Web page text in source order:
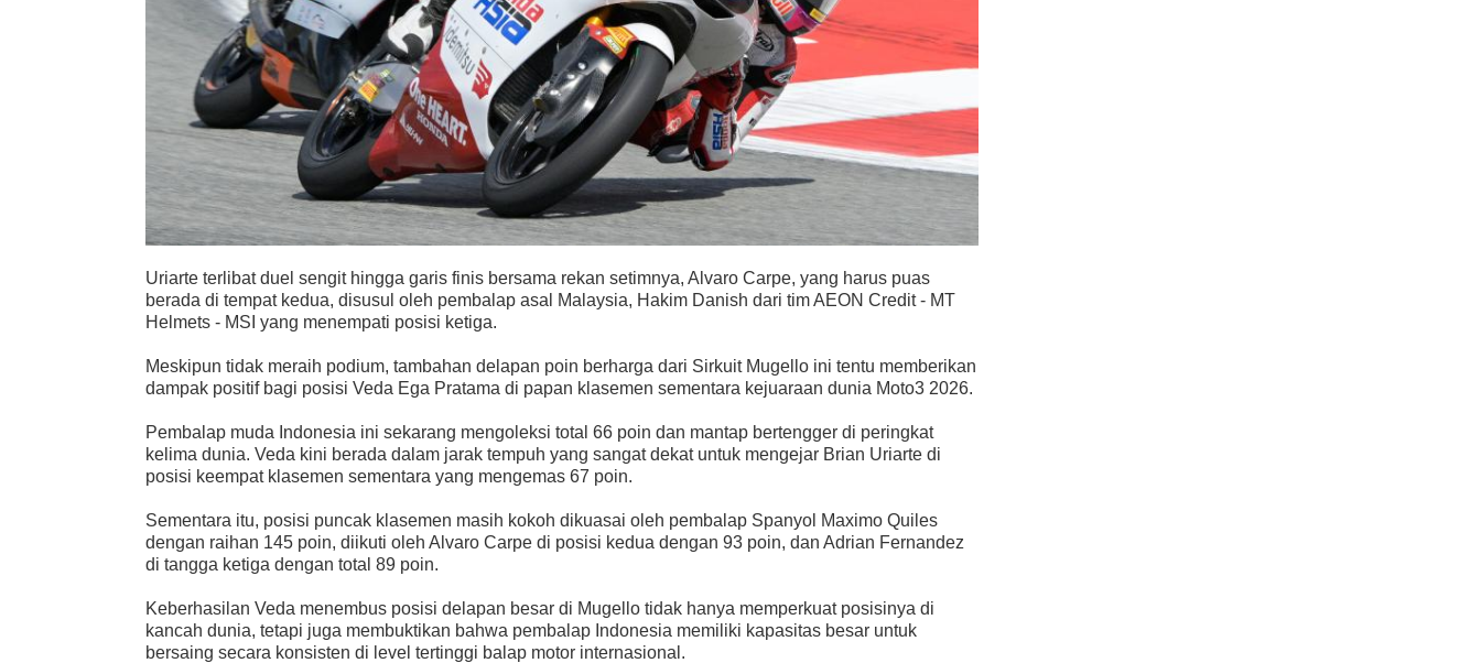
Uriarte terlibat duel sengit hingga garis finis bersama rekan setimnya, Alvaro Carpe, yang harus puas
berada di tempat kedua, disusul oleh pembalap asal Malaysia, Hakim Danish dari tim AEON Credit - MT
Helmets - MSI yang menempati posisi ketiga.
Meskipun tidak meraih podium, tambahan delapan poin berharga dari Sirkuit Mugello ini tentu memberikan
dampak positif bagi posisi Veda Ega Pratama di papan klasemen sementara kejuaraan dunia Moto3 2026.
Pembalap muda Indonesia ini sekarang mengoleksi total 66 poin dan mantap bertengger di peringkat
kelima dunia. Veda kini berada dalam jarak tempuh yang sangat dekat untuk mengejar Brian Uriarte di
posisi keempat klasemen sementara yang mengemas 67 poin.
Sementara itu, posisi puncak klasemen masih kokoh dikuasai oleh pembalap Spanyol Maximo Quiles
dengan raihan 145 poin, diikuti oleh Alvaro Carpe di posisi kedua dengan 93 poin, dan Adrian Fernandez
di tangga ketiga dengan total 89 poin.
Keberhasilan Veda menembus posisi delapan besar di Mugello tidak hanya memperkuat posisinya di
kancah dunia, tetapi juga membuktikan bahwa pembalap Indonesia memiliki kapasitas besar untuk
bersaing secara konsisten di level tertinggi balap motor internasional.